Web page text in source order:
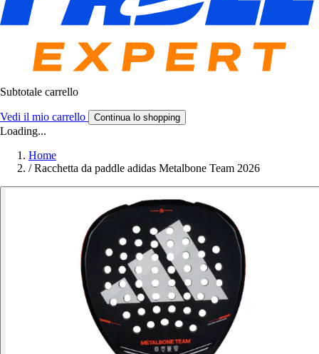
Subtotale carrello
Vedi il mio carrello Continua lo shopping
Loading...
Home
/ Racchetta da paddle adidas Metalbone Team 2026